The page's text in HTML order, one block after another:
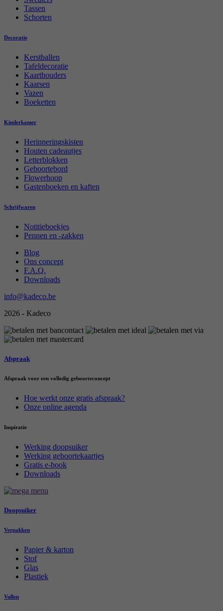
Tassen
Schorten
Decoratie
Kerstballen
Tafeldecoratie
Kaarthouders
Kaarsen
Vazen
Boeketten
Kinderkamer
Herinneringskisten
Houten cadeautjes
Letterblokken
Geboortebord
Flowerhoop
Gastenboeken en kaften
Schrijfwaren
Notitieboekjes
Pennen en -zakken
Blog
Ons concept
F.A.Q.
Downloads
info@kadeco.be
2026 - Kadeco
Afspraak
Afspraak voor een volledig geboorteconcept
Hoe werkt onze gratis afspraak?
Onze online agenda
Inspiratie
Werking doopsuiker
Werking geboortekaartjes
Gratis e-book
Downloads
Doopsuiker
Verpakken
Papier & karton
Stof
Glas
Plastiek
Vullen